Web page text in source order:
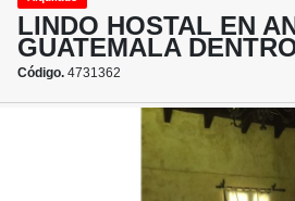
LINDO HOSTAL EN
GUATEMALA
Código. 4731362